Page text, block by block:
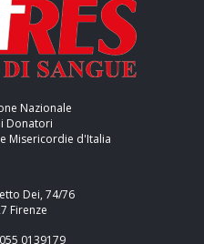
Nazionale
Donatori
Misericordie d'Italia
Dei, 74/76
Firenze
0139179